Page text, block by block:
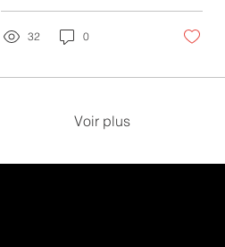
32 0
Voir plus